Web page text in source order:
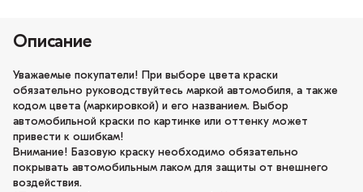
Описание
Уважаемые покупатели! При выборе цвета краски
обязательно руководствуйтесь маркой автомобиля, а также
кодом цвета (маркировкой) и его названием. Выбор
автомобильной краски по картинке или оттенку может
привести к ошибкам!
Внимание! Базовую краску необходимо обязательно
покрывать автомобильным лаком для защиты от внешнего
воздействия.